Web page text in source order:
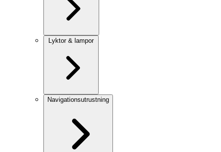
Lyktor & lampor
Navigationsutrustning